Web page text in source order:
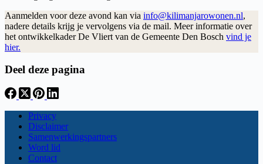
Aanmelden voor deze avond kan via info@kilimanjarowonen.nl,
nadere details krijg je vervolgens via de mail. Meer informatie over
het ontwikkelkader De Vliert van de Gemeente Den Bosch vind je
hier.
Deel deze pagina
Privacy
Disclaimer
Samenwerkingspartners
Word lid
Contact